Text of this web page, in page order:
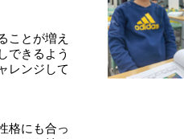
ことが増え
できるよう
レンジして
格にも合っ